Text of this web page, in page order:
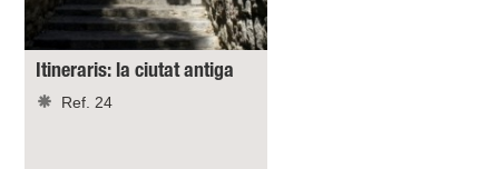
Itineraris: la ciutat antiga
Ref. 24